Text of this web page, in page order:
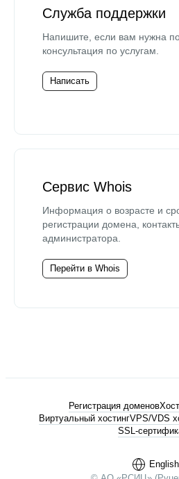
Служба поддержки
Напишите, если вам нужна
консультация по услугам.
Написать
Сервис Whois
Информация о возрасте и
регистрации домена,
администратора.
Перейти в Whois
English
Регистрация доменов
Виртуальный хостингVPS/VDS
SSL-